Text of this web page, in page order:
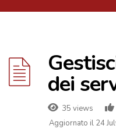
dei
35 views
Aggiornato il 24